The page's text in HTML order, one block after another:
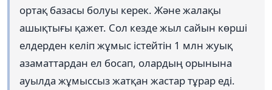
ортақ базасы болуы керек. Және жалақы
ашықтығы қажет. Сол кезде жыл сайын көрші
елдерден келіп жұмыс істейтін 1 млн жуық
азаматтардан ел босап, олардың орынына
ауылда жұмыссыз жатқан жастар тұрар еді.